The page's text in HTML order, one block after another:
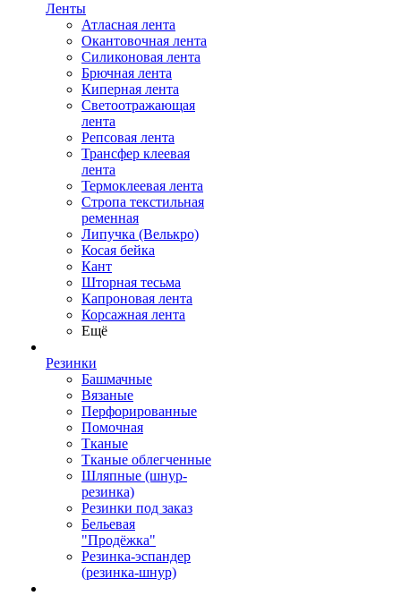
Ленты
Атласная лента
Окантовочная лента
Силиконовая лента
Брючная лента
Киперная лента
Светоотражающая
лента
Репсовая лента
Трансфер клеевая
лента
Термоклеевая лента
Стропа текстильная
ременная
Липучка (Велькро)
Косая бейка
Кант
Шторная тесьма
Капроновая лента
Корсажная лента
Ещё
Резинки
Башмачные
Вязаные
Перфорированные
Помочная
Тканые
Тканые облегченные
Шляпные (шнур-
резинка)
Резинки под заказ
Бельевая
"Продёжка"
Резинка-эспандер
(резинка-шнур)